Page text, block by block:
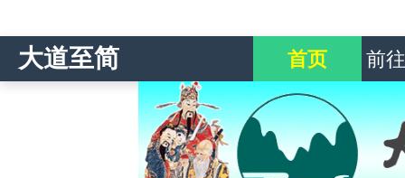
大道至简 首页 前